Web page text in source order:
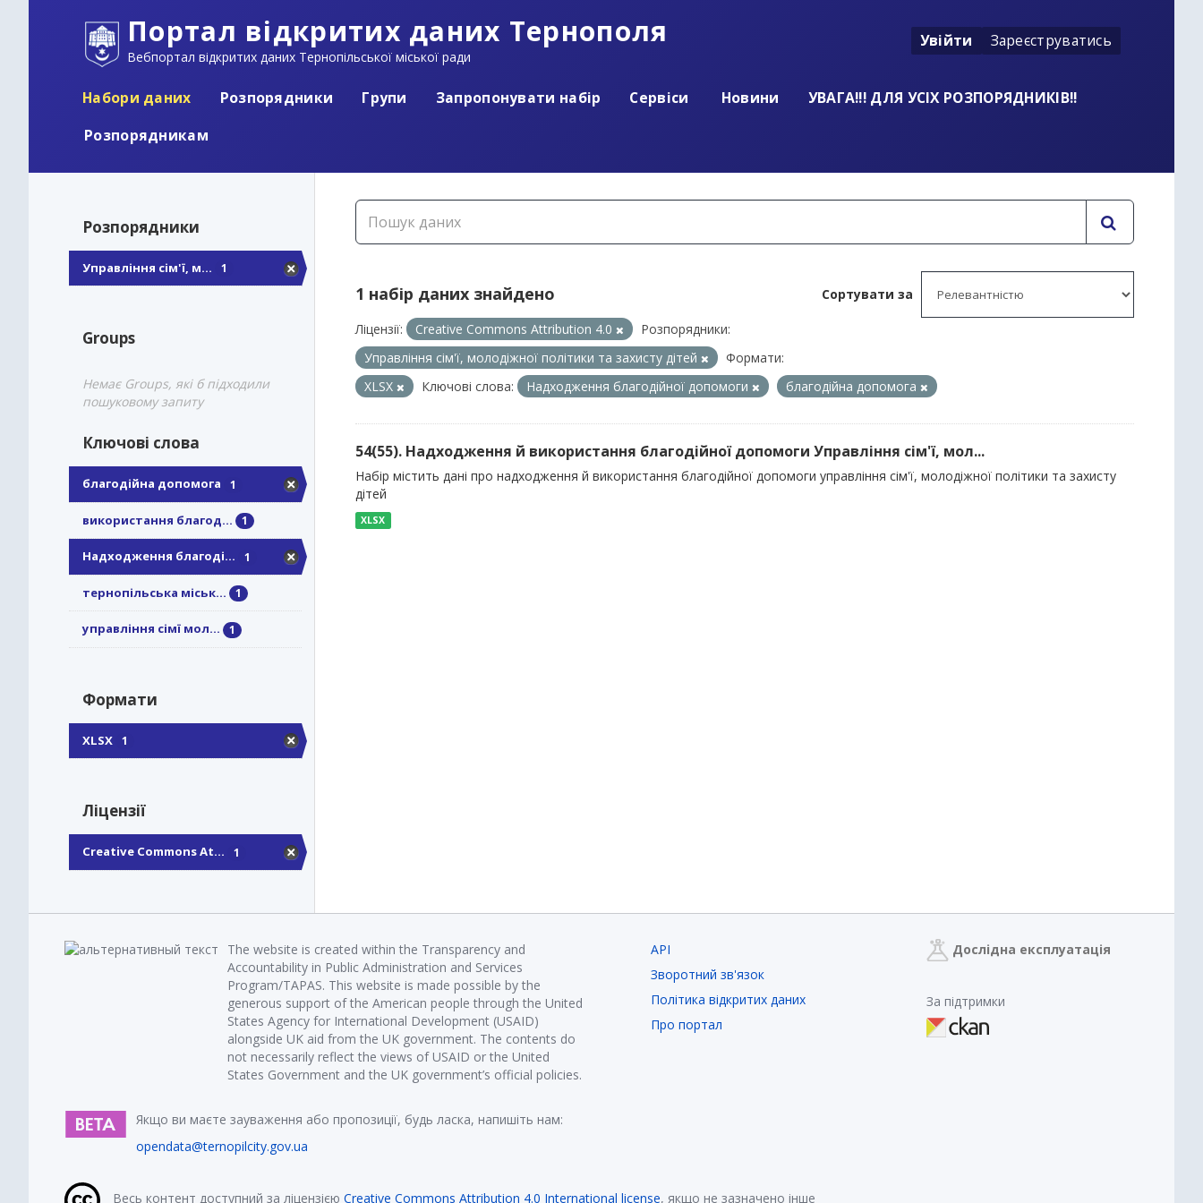
Портал відкритих даних Тернополя
Вебпортал відкритих даних Тернопільської міської ради
Увійти Зареєструватись
Набори даних Розпорядники Групи Запропонувати набір Сервіси Новини
УВАГА!!! ДЛЯ УСІХ РОЗПОРЯДНИКІВ!!
Розпорядникам
Розпорядники
Управління сім'ї, м... 1
Groups
Немає Groups, які б підходили
пошуковому запиту
Ключові слова
благодійна допомога 1
використання благод... 1
Надходження благоді... 1
тернопільська міськ... 1
управління сімї мол... 1
Формати
XLSX 1
Ліцензії
Creative Commons At... 1
Сортувати за
1 набір даних знайдено
Ліцензії: Creative Commons Attribution 4.0
Розпорядники:
Управління сім'ї, молодіжної політики та захисту дітей
Формати:
XLSX
Ключові слова: Надходження благодійної допомоги благодійна допомога
54(55). Надходження й використання благодійної допомоги Управління сім'ї, мол...
Набір містить дані про надходження й використання благодійної допомоги управління сім'ї, молодіжної політики та захисту
дітей
XLSX
The website is created within the Transparency and
Accountability in Public Administration and Services
Program/TAPAS. This website is made possible by the
generous support of the American people through the United
States Agency for International Development (USAID)
alongside UK aid from the UK government. The contents do
not necessarily reflect the views of USAID or the United
States Government and the UK government’s official policies.
Якщо ви маєте зауваження або пропозиції, будь ласка, напишіть нам:
opendata@ternopilcity.gov.ua
API
Зворотний зв'язок
Політика відкритих даних
Про портал
Дослідна експлуатація
За підтримки
Весь контент доступний за ліцензією Creative Commons Attribution 4.0 International license, якщо не зазначено інше